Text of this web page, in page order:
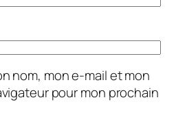
nom, mon e-mail et mon
pour mon prochain